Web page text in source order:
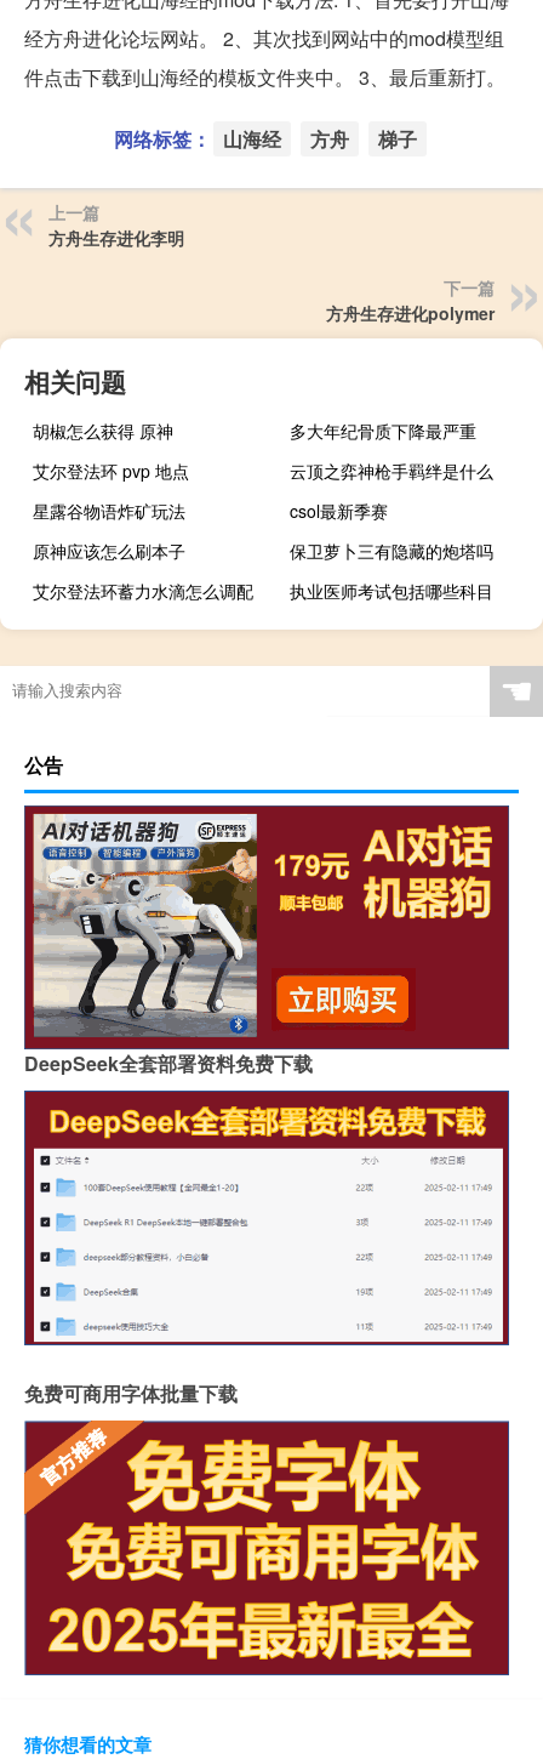
经方舟进化论坛网站。 2、其次找到网站中的mod模型组
件点击下载到山海经的模板文件夹中。 3、最后重新打。
网络标签： 山海经 方舟 梯子
上一篇
方舟生存进化李明
下一篇
方舟生存进化polymer
相关问题
胡椒怎么获得 原神
多大年纪骨质下降最严重
艾尔登法环 pvp 地点
云顶之弈神枪手羁绊是什么
星露谷物语炸矿玩法
csol最新季赛
原神应该怎么刷本子
保卫萝卜三有隐藏的炮塔吗
艾尔登法环蓄力水滴怎么调配
执业医师考试包括哪些科目
☚
公告
DeepSeek全套部署资料免费下载
免费可商用字体批量下载
猜你想看的文章